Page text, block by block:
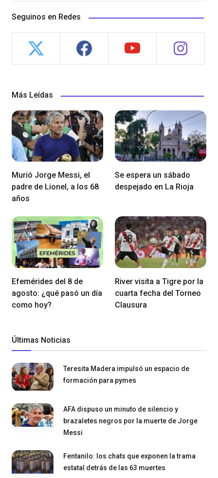
Seguinos en Redes
Más Leídas
Murió Jorge Messi, el
padre de Lionel, a los 68
años
Se espera un sábado
despejado en La Rioja
Efemérides del 8 de
agosto: ¿qué pasó un día
como hoy?
River visita a Tigre por la
cuarta fecha del Torneo
Clausura
Últimas Noticias
Teresita Madera impulsó un espacio de
formación para pymes
AFA dispuso un minuto de silencio y
brazaletes negros por la muerte de Jorge
Messi
Fentanilo: los chats que exponen la trama
estatal detrás de las 63 muertes